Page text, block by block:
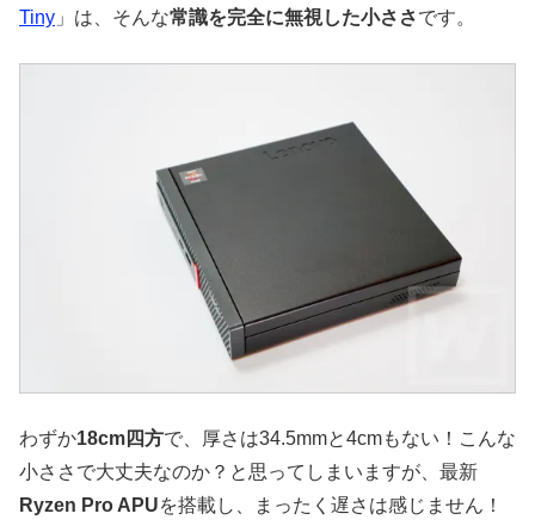
Tiny 」は、そんな常識を完全に無視した小ささです。
わずか18cm四方で、厚さは34.5mmと4cmもない！こんな
小ささで大丈夫なのか？と思ってしまいますが、最新
Ryzen Pro APUを搭載し、まったく遅さは感じません！